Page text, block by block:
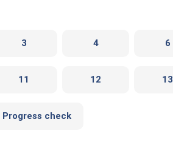
3 4 6
11 12 13
Progress check